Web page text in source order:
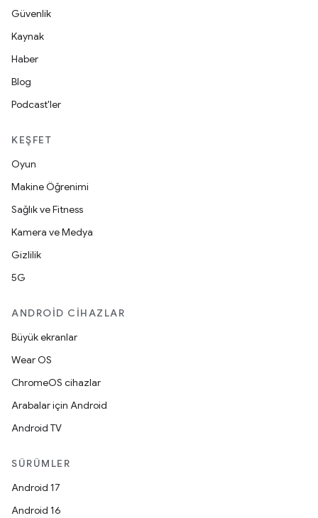
Güvenlik
Kaynak
Haber
Blog
Podcast'ler
KEŞFET
Oyun
Makine Öğrenimi
Sağlık ve Fitness
Kamera ve Medya
Gizlilik
5G
ANDROID CIHAZLAR
Büyük ekranlar
Wear OS
ChromeOS cihazlar
Arabalar için Android
Android TV
SÜRÜMLER
Android 17
Android 16